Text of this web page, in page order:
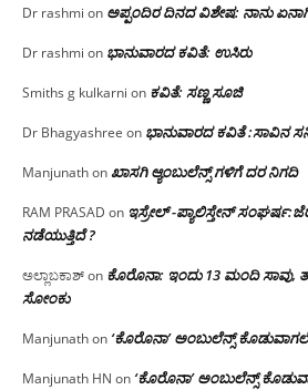
Dr rashmi on ಅಪ್ಪಂದಿರ ದಿನದ ವಿಶೇಷ: ನಾನು
Dr rashmi on ಭಾನುವಾರದ ಕವಿತೆ: ಉಸಿರು
Smiths g kulkarni on ಕವಿತೆ: ಸಣ್ಣ ಸೂಜಿ
Dr Bhagyashree on ಭಾನುವಾರದ ಕವಿತೆ :ಸಾವಿನ
Manjunathonಖಾಸಗಿ ಆ್ಯಂಬುಲೆನ್ಸ್ ಗಳಿಗೆ ದರ ನಿಗದಿ
RAM PRASAD on ಇಸ್ರೇಲ್ -ಪ್ಯಾಲಿಸ್ತೇನ್
ನಡೆಯುತ್ತಿದೆ ?
ಅಲ್ಲಾಬಕಾಶ್on ಕೊರೊನಾ: ಇಂದು 13 ಮಂದಿ ಸಾವು,
ಸೋಂಕು
Manjunathon ‘ಕೊರೊನಾ’ ಅಂಬುಲೆನ್ಸ್
Manjunath HN on ‘ಕೊರೊನಾ’ ಅಂಬುಲೆನ್ಸ್